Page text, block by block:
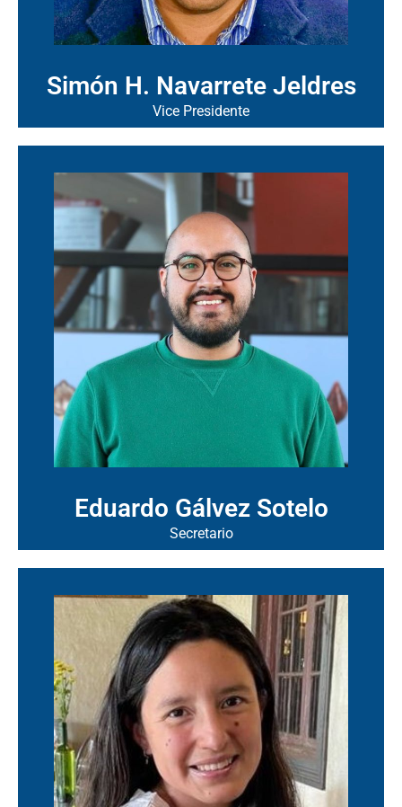
Simón H. Navarrete Jeldres
Vice Presidente
Eduardo Gálvez Sotelo
Secretario